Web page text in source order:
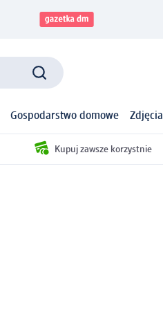
Gospodarstwo domowe Zdjęcia
Kupuj zawsze korzystnie